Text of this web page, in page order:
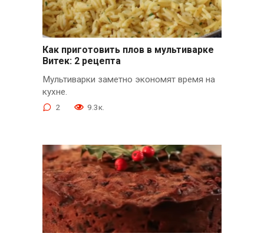
Как приготовить плов в мультиварке
Витек: 2 рецепта
Мультиварки заметно экономят время на
кухне.
2 9.3к.